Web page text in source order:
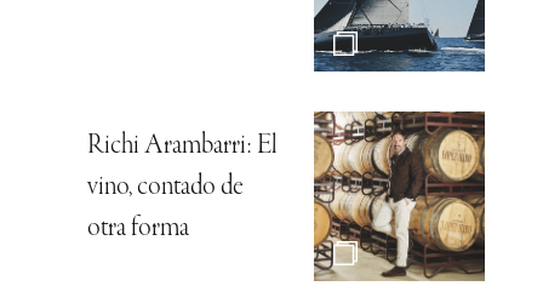
Richi Arambarri: El
vino, contado de
otra forma